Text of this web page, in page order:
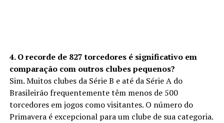
4. O recorde de 827 torcedores é significativo em
comparação com outros clubes pequenos?
Sim. Muitos clubes da Série B e até da Série A do
Brasileirão frequentemente têm menos de 500
torcedores em jogos como visitantes. O número do
Primavera é excepcional para um clube de sua categoria.